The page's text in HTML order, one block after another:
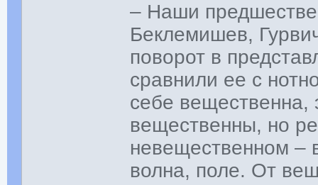
– Наши
Беклемишев,
поворот в
сравнили ее с
себе вещественна,
вещественны, но
невещественном –
волна, поле. От